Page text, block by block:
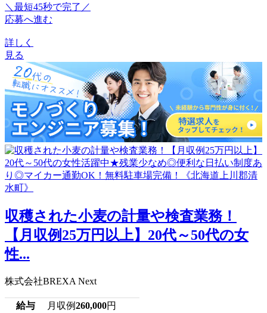
＼最短45秒で完了／
応募へ進む
詳しく
見る
収穫された小麦の計量や検査業務！
【月収例25万円以上】20代～50代の女
性...
株式会社BREXA Next
給与 月収例260,000円